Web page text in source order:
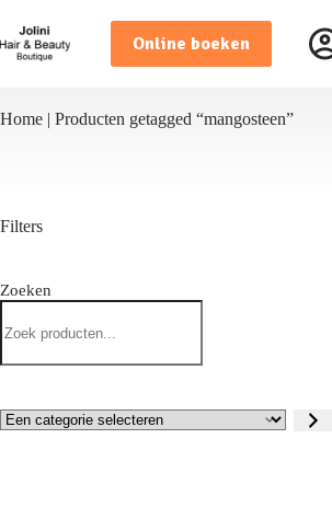
naar
de
inhoud
Online boeken
Home | Producten getagged “mangosteen”
Filters
Zoeken
Een
categorie